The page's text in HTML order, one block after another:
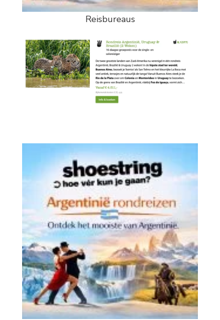
Reisbureaus